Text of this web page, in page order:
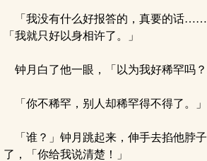
「我没有什么好报答的，真要的话……
「我就只好以身相许了。」
钟月白了他一眼，「以为我好稀罕吗？
「你不稀罕，别人却稀罕得不得了。」
「谁？」钟月跳起来，伸手去掐他脖
了，「你给我说清楚！」